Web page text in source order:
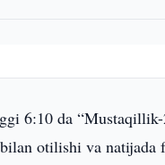
6:10 da
otilishi va natijada